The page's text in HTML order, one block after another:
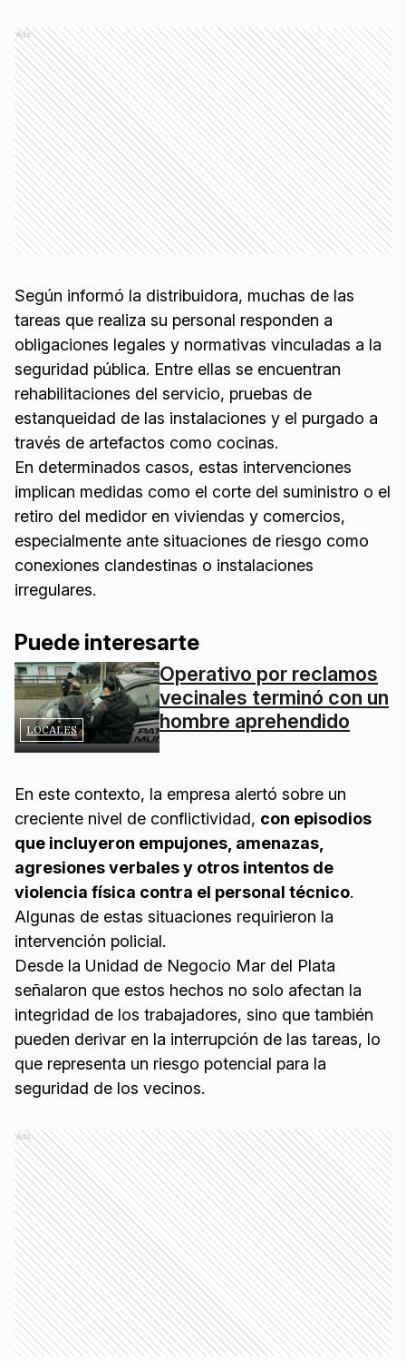
Ads
Según informó la distribuidora, muchas de las
tareas que realiza su personal responden a
obligaciones legales y normativas vinculadas a la
seguridad pública. Entre ellas se encuentran
rehabilitaciones del servicio, pruebas de
estanqueidad de las instalaciones y el purgado a
través de artefactos como cocinas.
En determinados casos, estas intervenciones
implican medidas como el corte del suministro o el
retiro del medidor en viviendas y comercios,
especialmente ante situaciones de riesgo como
conexiones clandestinas o instalaciones
irregulares.
Puede interesarte
LOCALES
Operativo por reclamos
vecinales terminó con un
hombre aprehendido
En este contexto, la empresa alertó sobre un
creciente nivel de conflictividad, con episodios
que incluyeron empujones, amenazas,
agresiones verbales y otros intentos de
violencia física contra el personal técnico.
Algunas de estas situaciones requirieron la
intervención policial.
Desde la Unidad de Negocio Mar del Plata
señalaron que estos hechos no solo afectan la
integridad de los trabajadores, sino que también
pueden derivar en la interrupción de las tareas, lo
que representa un riesgo potencial para la
seguridad de los vecinos.
Ads